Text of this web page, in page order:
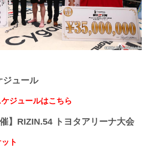
ジュール
ジュールはこちら
催】RIZIN.54 トヨタアリーナ大会
ト